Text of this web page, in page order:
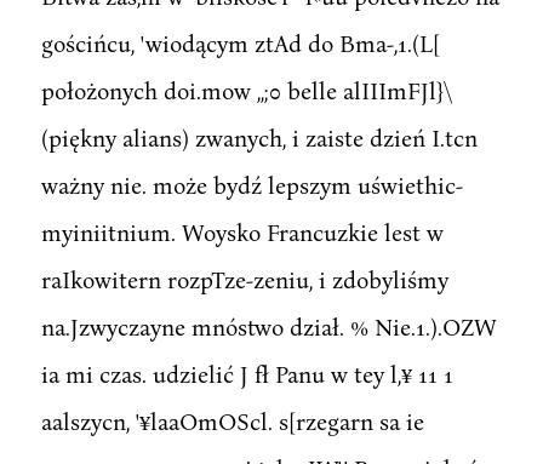
gościńcu, 'wiodącym ztAd do Bma-,1.(L[
położonych doi.mow ,,;0 belle alIIImFJl}\
(piękny alians) zwanych, i zaiste dzień I.tcn
ważny nie. może bydź lepszym uświethic-
myiniitnium. Woysko Francuzkie lest w
raIkowitern rozpTze-zeniu, i zdobyliśmy
na.Jzwyczayne mnóstwo dział. % Nie.1.).OZW
ia mi czas. udzielić J fł Panu w tey l,¥ 11 1
aalszycn, '¥laaOmOScl. s[rzegarn sa ie